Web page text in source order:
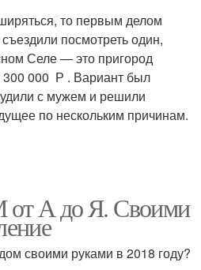
то первым делом
посмотреть один,
Селе — это пригород
300 000 Р . Вариант был
с мужем и решили
по нескольким причинам.
А до Я. Своими
своими руками в 2018 году?